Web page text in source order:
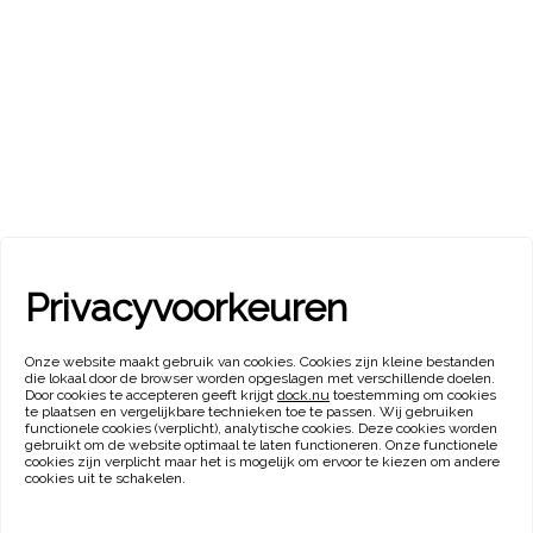
Privacyvoorkeuren
Onze website maakt gebruik van cookies. Cookies zijn kleine bestanden
die lokaal door de browser worden opgeslagen met verschillende doelen.
Door cookies te accepteren geeft krijgt dock.nu toestemming om cookies
te plaatsen en vergelijkbare technieken toe te passen. Wij gebruiken
functionele cookies (verplicht), analytische cookies. Deze cookies worden
gebruikt om de website optimaal te laten functioneren. Onze functionele
cookies zijn verplicht maar het is mogelijk om ervoor te kiezen om andere
cookies uit te schakelen.